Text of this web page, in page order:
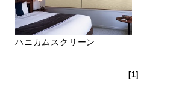
ハニカムスクリーン
[1]